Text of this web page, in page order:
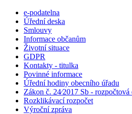
e-podatelna
Úřední deska
Smlouvy
Informace občanům
Životní situace
GDPR
Kontakty - titulka
Povinné informace
Úřední hodiny obecního úřadu
Zákon č. 24⁄2017 Sb -
Rozklikávací rozpočet
Výroční zpráva